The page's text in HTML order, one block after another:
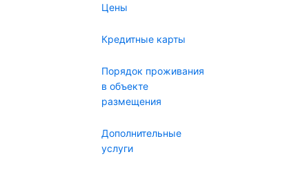
Цены
Кредитные карты
Порядок проживания
в объекте
размещения
Дополнительные
услуги